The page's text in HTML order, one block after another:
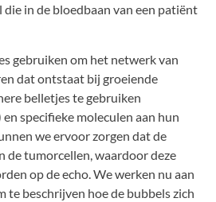
in de bloedbaan van een patiënt
gebruiken om het netwerk van
dat ontstaat bij groeiende
belletjes te gebruiken
specifieke moleculen aan hun
we ervoor zorgen dat de
de tumorcellen, waardoor deze
op de echo. We werken nu aan
te beschrijven hoe de bubbels zich